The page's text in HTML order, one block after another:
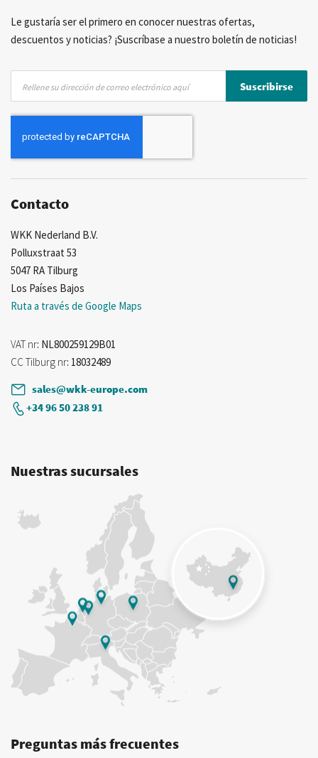
Posibilidad de crear marca privada
Le gustaría ser el primero en conocer nuestras ofertas,
descuentos y noticias? ¡Suscríbase a nuestro boletín de noticias!
nuestro
boletín
Suscribirse
Contacto
WKK Nederland B.V.
Polluxstraat 53
5047 RA Tilburg
Los Países Bajos
Ruta a través de Google Maps
VAT nr: NL800259129B01
CC Tilburg nr: 18032489
sales@wkk-europe.com
+34 96 50 238 91
Nuestras sucursales
Preguntas más frecuentes